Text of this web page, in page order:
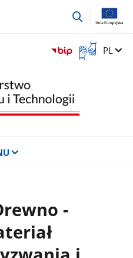
przejdź
Otwórz
okno
migowego
Zmień
PL
-